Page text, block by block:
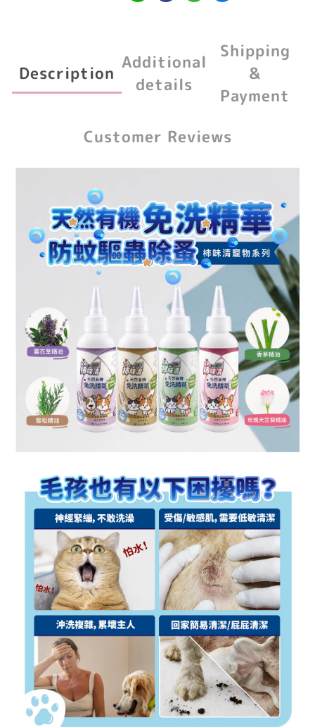
Description
Additional
details
Shipping
&
Payment
Customer Reviews